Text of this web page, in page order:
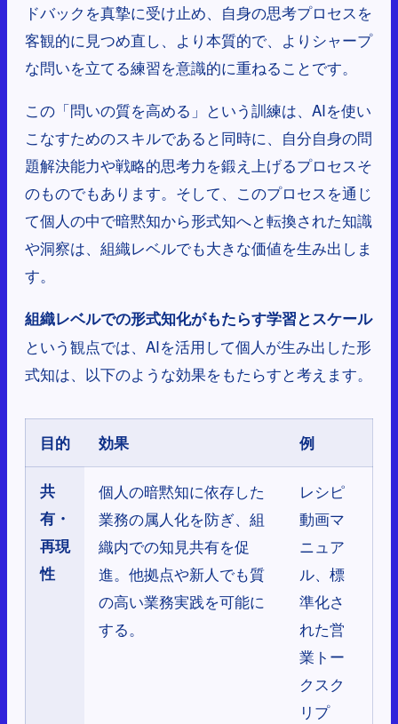
ドバックを真摯に受け止め、自身の思考プロセスを
客観的に見つめ直し、より本質的で、よりシャープ
な問いを立てる練習を意識的に重ねることです。
この「問いの質を高める」という訓練は、AIを使い
こなすためのスキルであると同時に、自分自身の問
題解決能力や戦略的思考力を鍛え上げるプロセスそ
のものでもあります。そして、このプロセスを通じ
て個人の中で暗黙知から形式知へと転換された知識
や洞察は、組織レベルでも大きな価値を生み出しま
す。
組織レベルでの形式知化がもたらす学習とスケール
という観点では、AIを活用して個人が生み出した形
式知は、以下のような効果をもたらすと考えます。
目的 効果 例
共
有・
再現
性
個人の暗黙知に依存した
業務の属人化を防ぎ、組
織内での知見共有を促
進。他拠点や新人でも質
の高い業務実践を可能に
する。
レシピ
動画マ
ニュア
ル、標
準化さ
れた営
業トー
クスク
リプ